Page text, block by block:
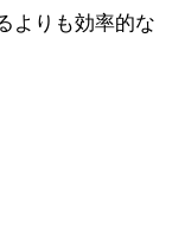
よりも効率的な